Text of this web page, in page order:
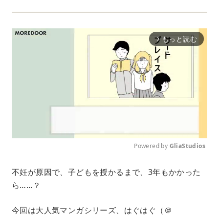
arrow_forward_ios もっと読む
u
Powered by GliaStudios
不妊が原因で、子どもを授かるまで、3年もかかった
ら……？
今回は大人気マンガシリーズ、はぐはぐ（＠